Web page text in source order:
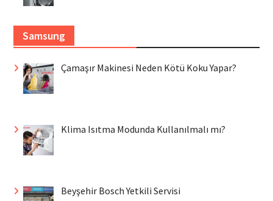
Samsung
Çamaşır Makinesi Neden Kötü Koku Yapar?
Klima Isıtma Modunda Kullanılmalı mı?
Beyşehir Bosch Yetkili Servisi